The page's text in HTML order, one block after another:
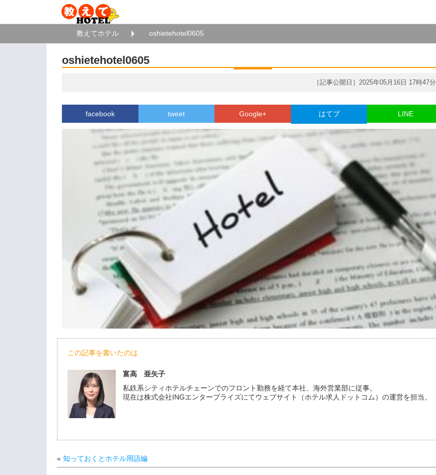
教えてホテル oshietehotel0605
oshietehotel0605
［記事公開日］2025年05月16日 17時47分
facebook tweet Google+ はてブ LINE
この記事を書いたのは
富高 亜矢子
私鉄系シティホテルチェーンでのフロント勤務を経て本社、海外営業部に従事。
現在は株式会社INGエンタープライズにてウェブサイト（ホテル求人ドットコム）の運営を担当。
« 知っておくとホテル用語編